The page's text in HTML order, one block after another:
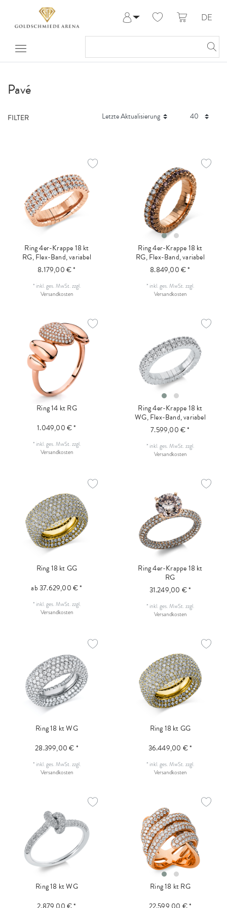
Meine Bestellungen
DE
Pavé
FILTER
Ring 4er-Krappe 18 kt
RG, Flex-Band, variabel
8.179,00 € *
* inkl. ges. MwSt.zzgl.
Versandkosten
Ring 4er-Krappe 18 kt
RG, Flex-Band, variabel
8.849,00 € *
* inkl. ges. MwSt.zzgl.
Versandkosten
Ring 14 kt RG
1.049,00 € *
* inkl. ges. MwSt.zzgl.
Versandkosten
Ring 4er-Krappe 18 kt
WG, Flex-Band, variabel
7.599,00 € *
* inkl. ges. MwSt.zzgl.
Versandkosten
Ring 18 kt GG
ab 37.629,00 € *
* inkl. ges. MwSt.zzgl.
Versandkosten
Ring 4er-Krappe 18 kt
RG
31.249,00 € *
* inkl. ges. MwSt.zzgl.
Versandkosten
Ring 18 kt WG
28.399,00 € *
* inkl. ges. MwSt.zzgl.
Versandkosten
Ring 18 kt GG
36.449,00 € *
* inkl. ges. MwSt.zzgl.
Versandkosten
Ring 18 kt WG
Ring 18 kt RG